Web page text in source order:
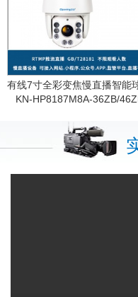
有线7寸全彩变焦慢直播智能
KN-HP8187M8A-36ZB/